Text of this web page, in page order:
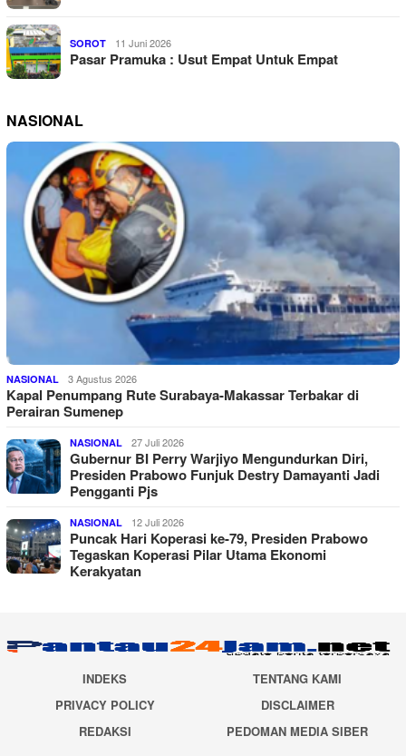
SOROT 11 Juni 2026
Pasar Pramuka : Usut Empat Untuk Empat
NASIONAL
NASIONAL 3 Agustus 2026
Kapal Penumpang Rute Surabaya-Makassar Terbakar di
Perairan Sumenep
NASIONAL 27 Juli 2026
Gubernur BI Perry Warjiyo Mengundurkan Diri,
Presiden Prabowo Funjuk Destry Damayanti Jadi
Pengganti Pjs
NASIONAL 12 Juli 2026
Puncak Hari Koperasi ke-79, Presiden Prabowo
Tegaskan Koperasi Pilar Utama Ekonomi
Kerakyatan
INDEKS
TENTANG KAMI
PRIVACY POLICY
DISCLAIMER
REDAKSI
PEDOMAN MEDIA SIBER